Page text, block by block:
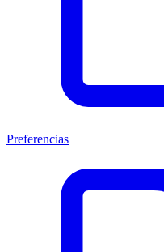
Preferencias